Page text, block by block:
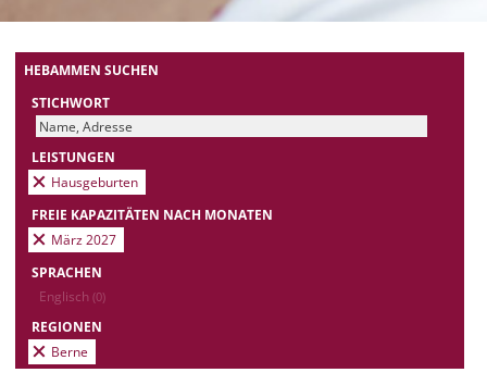
HEBAMMEN SUCHEN
STICHWORT
LEISTUNGEN
Hausgeburten
FREIE KAPAZITÄTEN NACH MONATEN
März 2027
SPRACHEN
Englisch (0)
REGIONEN
Berne